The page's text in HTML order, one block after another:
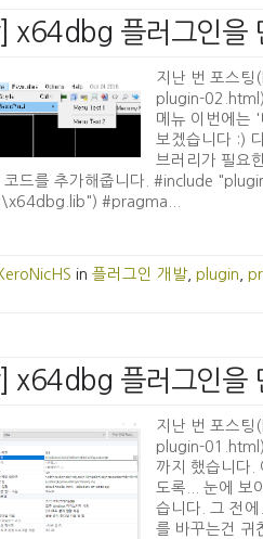
x64dbg 플러그인을
지난 번 포스
plugin-
메뉴 이번에는
보겠습니다 :)
브러리가 필요
코드를 추가해줍니다. #include
#pragma...
in 플러그인 개발, plugin
x64dbg 플러그인을
지난 번 포스
plugin-
까지 했습니다.
도록... 눈에 보
습니다. 그 전
를 바꾸는건 귀